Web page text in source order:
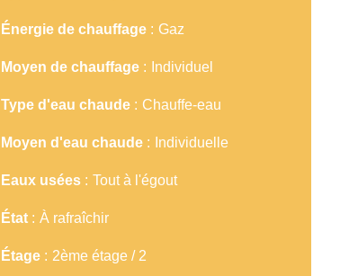
Énergie de chauffage Gaz
Moyen de chauffage Individuel
Type d'eau chaude Chauffe-eau
Moyen d'eau chaude Individuelle
Eaux usées Tout à l'égout
État À rafraîchir
Étage 2ème étage / 2